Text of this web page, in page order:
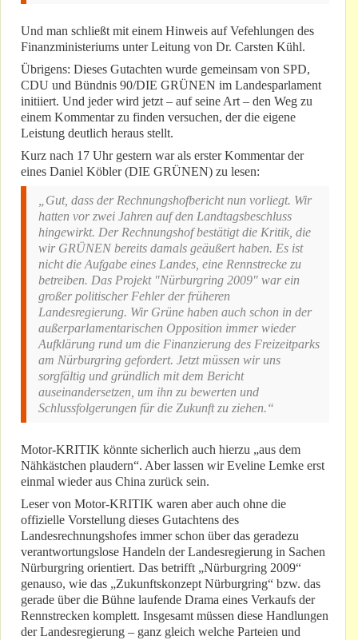
Und man schließt mit einem Hinweis auf Vefehlungen des
Finanzministeriums unter Leitung von Dr. Carsten Kühl.
Übrigens: Dieses Gutachten wurde gemeinsam von SPD,
CDU und Bündnis 90/DIE GRÜNEN im Landesparlament
initiiert. Und jeder wird jetzt – auf seine Art – den Weg zu
einem Kommentar zu finden versuchen, der die eigene
Leistung deutlich heraus stellt.
Kurz nach 17 Uhr gestern war als erster Kommentar der
eines Daniel Köbler (DIE GRÜNEN) zu lesen:
„Gut, dass der Rechnungshofbericht nun vorliegt. Wir
hatten vor zwei Jahren auf den Landtagsbeschluss
hingewirkt. Der Rechnungshof bestätigt die Kritik, die
wir GRÜNEN bereits damals geäußert haben. Es ist
nicht die Aufgabe eines Landes, eine Rennstrecke zu
betreiben. Das Projekt "Nürburgring 2009" war ein
großer politischer Fehler der früheren
Landesregierung. Wir Grüne haben auch schon in der
außerparlamentarischen Opposition immer wieder
Aufklärung rund um die Finanzierung des Freizeitparks
am Nürburgring gefordert. Jetzt müssen wir uns
sorgfältig und gründlich mit dem Bericht
auseinandersetzen, um ihn zu bewerten und
Schlussfolgerungen für die Zukunft zu ziehen.“
Motor-KRITIK könnte sicherlich auch hierzu „aus dem
Nähkästchen plaudern“. Aber lassen wir Eveline Lemke erst
einmal wieder aus China zurück sein.
Leser von Motor-KRITIK waren aber auch ohne die
offizielle Vorstellung dieses Gutachtens des
Landesrechnungshofes immer schon über das geradezu
verantwortungslose Handeln der Landesregierung in Sachen
Nürburgring orientiert. Das betrifft „Nürburgring 2009“
genauso, wie das „Zukunftskonzept Nürburgring“ bzw. das
gerade über die Bühne laufende Drama eines Verkaufs der
Rennstrecken komplett. Insgesamt müssen diese Handlungen
der Landesregierung – ganz gleich welche Parteien und